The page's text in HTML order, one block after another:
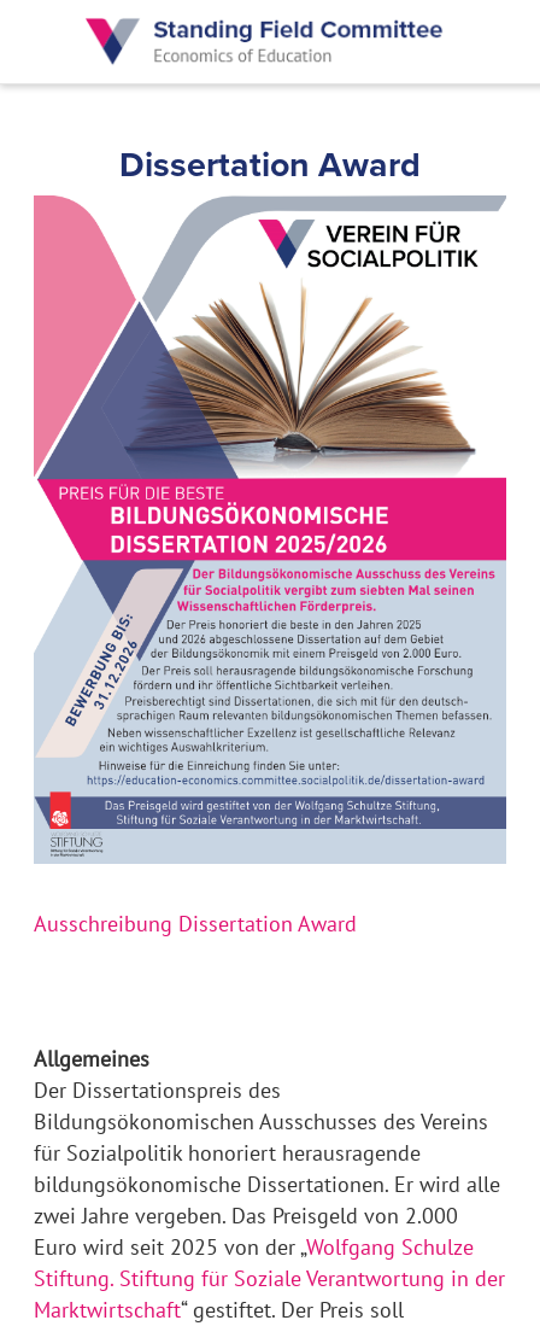
main
Dissertation Award
Ausschreibung Dissertation Award
Allgemeines
Der Dissertationspreis des
Bildungsökonomischen Ausschusses des Vereins
für Sozialpolitik honoriert herausragende
bildungsökonomische Dissertationen. Er wird alle
zwei Jahre vergeben. Das Preisgeld von 2.000
Euro wird seit 2025 von der „Wolfgang Schulze
Stiftung. Stiftung für Soziale Verantwortung in der
Marktwirtschaft“ gestiftet. Der Preis soll